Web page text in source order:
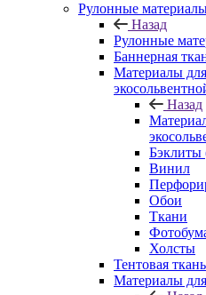
Рулонные
Назад
Рулонные
Баннерная
Материалы
Назад
Бэклиты
Винил
Обои
Ткани
Холсты
Тентовая ткань
Материалы